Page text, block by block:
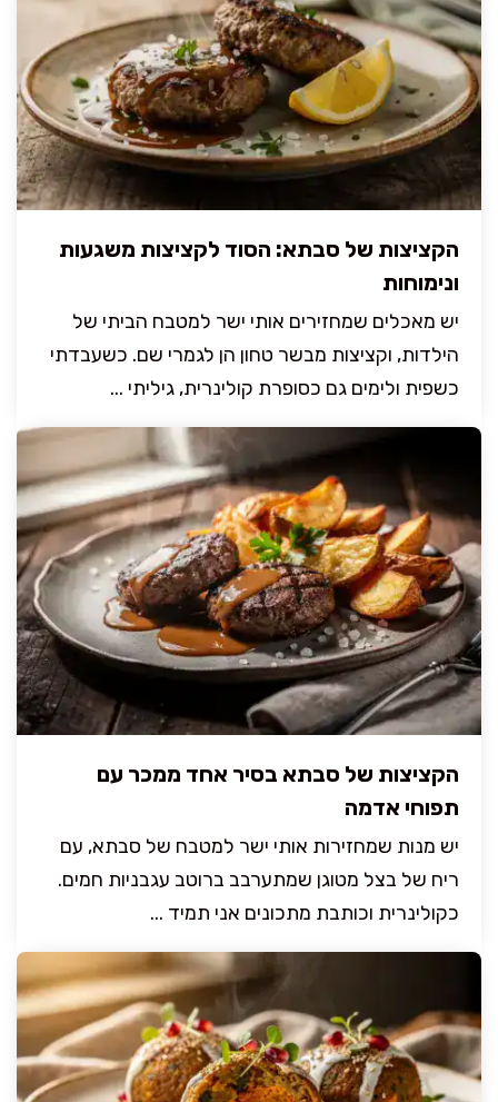
הקציצות של סבתא: הסוד לקציצות משגעות
ונימוחות
יש מאכלים שמחזירים אותי ישר למטבח הביתי של
הילדות, וקציצות מבשר טחון הן לגמרי שם. כשעבדתי
כשפית ולימים גם כסופרת קולינרית, גיליתי ...
הקציצות של סבתא בסיר אחד ממכר עם
תפוחי אדמה
יש מנות שמחזירות אותי ישר למטבח של סבתא, עם
ריח של בצל מטוגן שמתערבב ברוטב עגבניות חמים.
כקולינרית וכותבת מתכונים אני תמיד ...